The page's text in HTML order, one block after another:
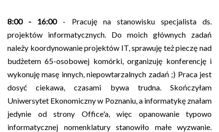
8:00 - 16:00- Pracuję na stanowisku specjalista ds.
projektów informatycznych. Do moich głównych zadań
należy koordynowanie projektów IT, sprawuję też pieczę nad
budżetem 65-osobowej komórki, organizuję konferencję i
wykonuję masę innych, niepowtarzalnych zadań ;) Praca jest
dosyć ciekawa, czasami bywa trudna. Skończyłam
Uniwersytet Ekonomiczny w Poznaniu, a informatykę znałam
jedynie od strony Office'a, więc opanowanie typowo
informatycznej nomenklatury stanowiło małe wyzwanie.